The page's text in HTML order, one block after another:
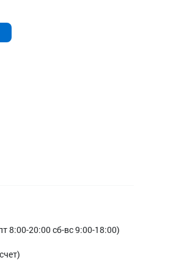
8:00-20:00 сб-вс 9:00-18:00)